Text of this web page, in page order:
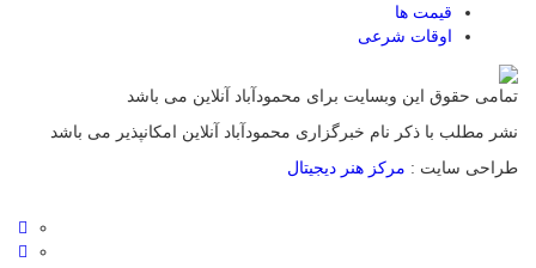
قیمت ها
اوقات شرعی
تمامی حقوق این وبسایت برای محمودآباد آنلاین می باشد
نشر مطلب با ذکر نام خبرگزاری محمودآباد آنلاین امکانپذیر می باشد
طراحی سایت : مرکز هنر دیجیتال